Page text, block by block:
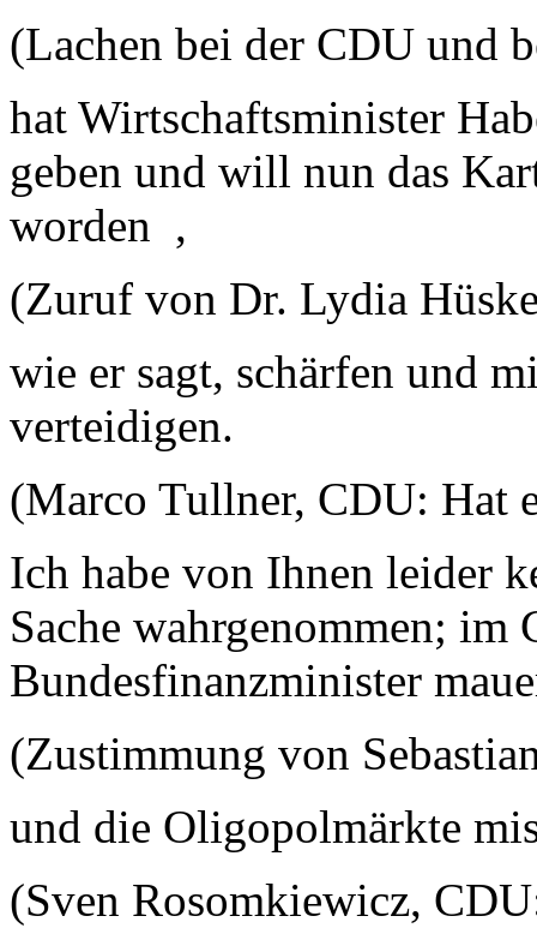
(Lachen bei der CDU und
hat Wirtschaftsminister
geben und will nun das
worden ,
(Zuruf von Dr. Lydia
wie er sagt, schärfen und
verteidigen.
(Marco Tullner, CDU: Hat
Ich habe von Ihnen leider
Sache wahrgenommen; im
Bundesfinanzminister
(Zustimmung von
und die Oligopolmärkte
(Sven Rosomkiewicz,